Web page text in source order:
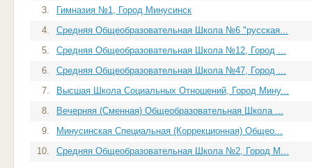
3.
Гимназия №1, Город Минусинск
4.
Средняя Общеобразовательная Школа №6 "русская...
5.
Средняя Общеобразовательная Школа №12, Город ...
6.
Средняя Общеобразовательная Школа №47, Город ...
7.
Высшая Школа Социальных Отношений, Город Мину...
8.
Вечерняя (Сменная) Общеобразовательная Школа ...
9.
Минусинская Специальная (Коррекционная) Общео...
10.
Средняя Общеобразовательная Школа №2, Город М...